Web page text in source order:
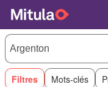
Filtres Mots-clés